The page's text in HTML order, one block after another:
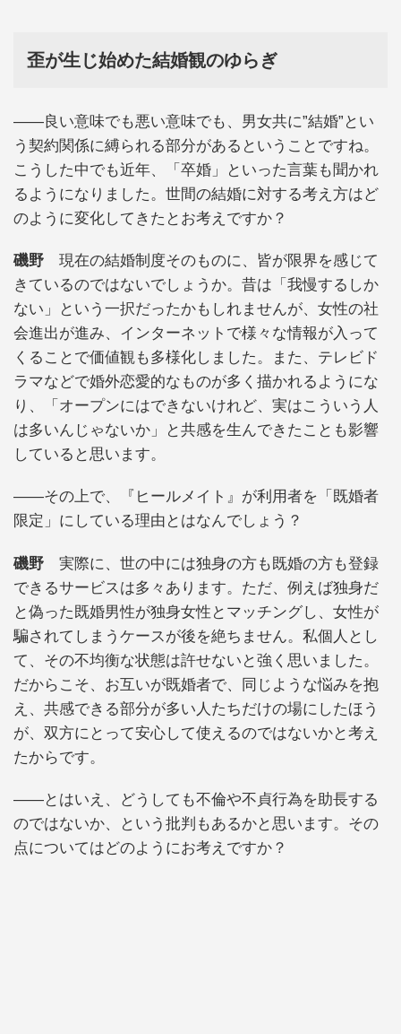
歪が生じ始めた結婚観のゆらぎ
――良い意味でも悪い意味でも、男女共に”結婚”とい
う契約関係に縛られる部分があるということですね。
こうした中でも近年、「卒婚」といった言葉も聞かれ
るようになりました。世間の結婚に対する考え方はど
のように変化してきたとお考えですか？
磯野 現在の結婚制度そのものに、皆が限界を感じて
きているのではないでしょうか。昔は「我慢するしか
ない」という一択だったかもしれませんが、女性の社
会進出が進み、インターネットで様々な情報が入って
くることで価値観も多様化しました。また、テレビド
ラマなどで婚外恋愛的なものが多く描かれるようにな
り、「オープンにはできないけれど、実はこういう人
は多いんじゃないか」と共感を生んできたことも影響
していると思います。
――その上で、『ヒールメイト』が利用者を「既婚者
限定」にしている理由とはなんでしょう？
磯野 実際に、世の中には独身の方も既婚の方も登録
できるサービスは多々あります。ただ、例えば独身だ
と偽った既婚男性が独身女性とマッチングし、女性が
騙されてしまうケースが後を絶ちません。私個人とし
て、その不均衡な状態は許せないと強く思いました。
だからこそ、お互いが既婚者で、同じような悩みを抱
え、共感できる部分が多い人たちだけの場にしたほう
が、双方にとって安心して使えるのではないかと考え
たからです。
――とはいえ、どうしても不倫や不貞行為を助長する
のではないか、という批判もあるかと思います。その
点についてはどのようにお考えですか？